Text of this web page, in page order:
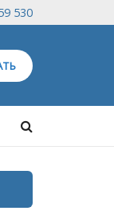
530